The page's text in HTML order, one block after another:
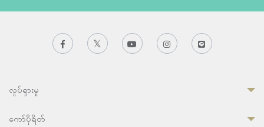
လှုပ်ရှားမှု
ကော်ပိုရိတ်